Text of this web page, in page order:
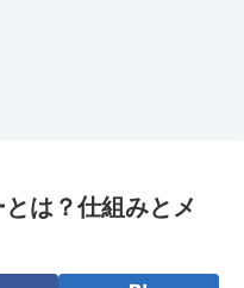
は？仕組みとメ